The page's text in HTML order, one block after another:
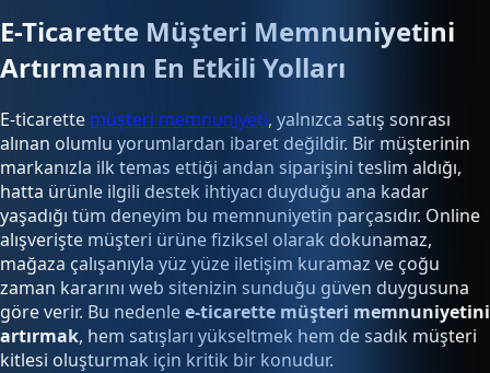
E-Ticarette Müşteri Memnuniyetini
Artırmanın En Etkili Yolları
E-ticarette müşteri memnuniyeti, yalnızca satış sonrası
alınan olumlu yorumlardan ibaret değildir. Bir müşterinin
markanızla ilk temas ettiği andan siparişini teslim aldığı,
hatta ürünle ilgili destek ihtiyacı duyduğu ana kadar
yaşadığı tüm deneyim bu memnuniyetin parçasıdır. Online
alışverişte müşteri ürüne fiziksel olarak dokunamaz,
mağaza çalışanıyla yüz yüze iletişim kuramaz ve çoğu
zaman kararını web sitenizin sunduğu güven duygusuna
göre verir. Bu nedenlee-ticarette müşteri memnuniyetini
artırmak, hem satışları yükseltmek hem de sadık müşteri
kitlesi oluşturmak için kritik bir konudur.